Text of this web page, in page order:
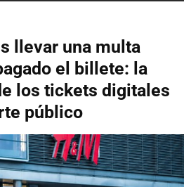
llevar una multa
el billete: la
los tickets digitales
público